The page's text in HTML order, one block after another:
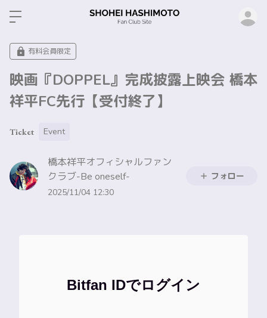
有料会員限定
映画『DOPPEL』完成披露上映会 橋本
祥平FC先行【受付終了】
Ticket Event
橋本祥平オフィシャルファン
クラブ-Be oneself-
2025/11/04 12:30
フォロー
Bitfan IDでログイン